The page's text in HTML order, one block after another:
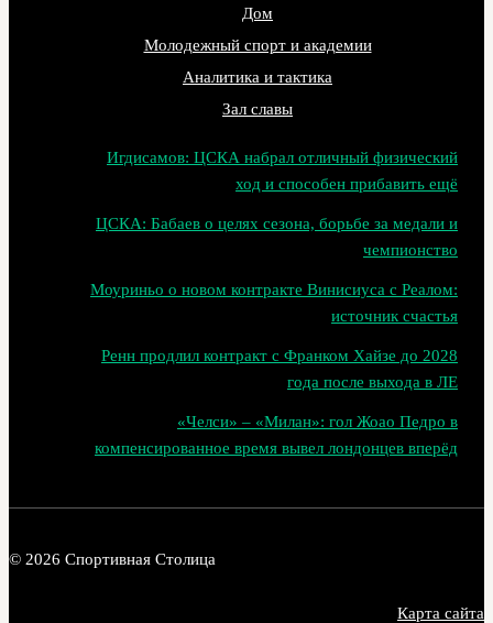
Дом
Молодежный спорт и академии
Аналитика и тактика
Зал славы
Игдисамов: ЦСКА набрал отличный физический
ход и способен прибавить ещё
ЦСКА: Бабаев о целях сезона, борьбе за медали и
чемпионство
Моуриньо о новом контракте Винисиуса с Реалом:
источник счастья
Ренн продлил контракт с Франком Хайзе до 2028
года после выхода в ЛЕ
«Челси» – «Милан»: гол Жоао Педро в
компенсированное время вывел лондонцев вперёд
© 2026 Спортивная Столица
Карта сайта